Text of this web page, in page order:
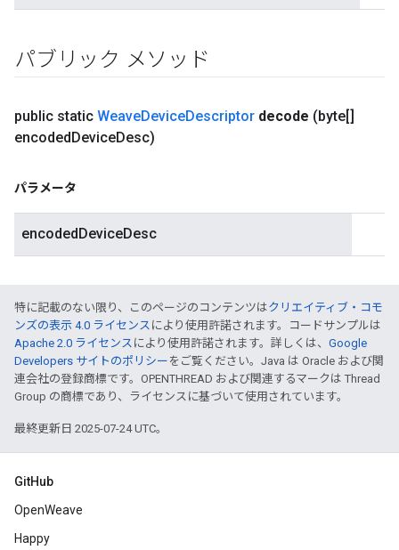
パブリック メソッド
public static WeaveDeviceDescriptor decode (byte[]
encodedDeviceDesc)
パラメータ
encodedDeviceDesc
特に記載のない限り、このページのコンテンツはクリエイティブ・コモ
ンズの表示 4.0 ライセンス により使用許諾されます。コードサンプルは
Apache 2.0 ライセンス により使用許諾されます。詳しくは、 Google
Developers サイトのポリシー をご覧ください。Java は Oracle および関
連会社の登録商標です。OPENTHREAD および関連するマークは Thread
Group の商標であり、ライセンスに基づいて使用されています。
最終更新日 2025-07-24 UTC。
GitHub
OpenWeave
Happy